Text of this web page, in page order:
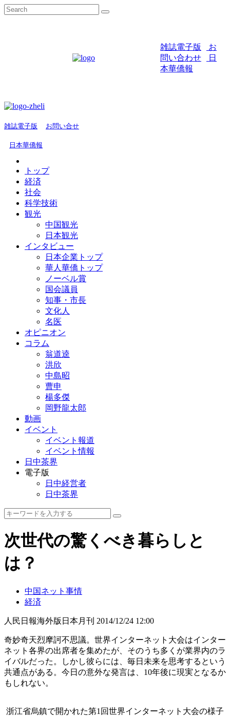
雑誌電子版
お
問い合わせ
日
本華僑報
雑誌電子版 お問い合せ
日本華僑報
トップ
経済
社会
科学技術
観光
中国観光
日本観光
インタビュー
日本企業トップ
華人華僑トップ
ノーベル賞
国会議員
知事・市長
文化人
名医
オピニオン
コラム
翁道逵
洪欣
中島昭
曹申
楊多傑
岡野龍太郎
動画
イベント
イベント報道
イベント情報
日中茶界
電子版
日中経営者
日中茶界
次世代の驚くべき暮らしと
は？
中国ネット事情
経済
人民日報海外版日本月刊 2014/12/24 12:00
奇妙奇天烈摩訶不思議。世界インターネット大会はインター
ネット各界の出席者を集めたが、そのうち多くが業界内のラ
イバルだった。しかし彼らには、毎日未来を思考するという
共通点がある。今日の意外な発言は、10年後に現実となるか
もしれない。
浙江省烏鎮で開かれた第1回世界インターネット大会の様子